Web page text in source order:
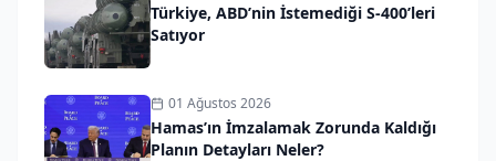
Türkiye, ABD’nin İstemediği S-400’leri
Satıyor
01 Ağustos 2026
Hamas’ın İmzalamak Zorunda Kaldığı
Planın Detayları Neler?